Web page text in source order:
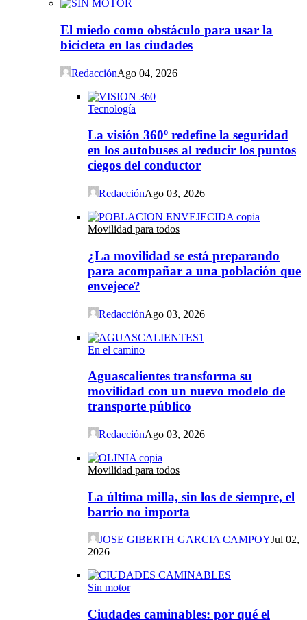
El miedo como obstáculo para usar la
bicicleta en las ciudades
RedacciónAgo 04, 2026
Tecnología
La visión 360º redefine la seguridad
en los autobuses al reducir los puntos
ciegos del conductor
RedacciónAgo 03, 2026
Movilidad para todos
¿La movilidad se está preparando
para acompañar a una población que
envejece?
RedacciónAgo 03, 2026
En el camino
Aguascalientes transforma su
movilidad con un nuevo modelo de
transporte público
RedacciónAgo 03, 2026
Movilidad para todos
La última milla, sin los de siempre, el
barrio no importa
JOSE GIBERTH GARCIA CAMPOYJul 02,
2026
Sin motor
Ciudades caminables: por qué el